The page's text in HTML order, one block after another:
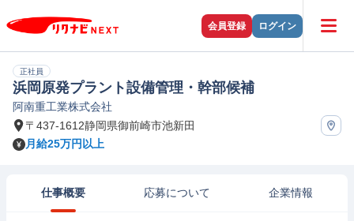
会員登録 ログイン
正社員
浜岡原発プラント設備管理・幹部候補
阿南重工業株式会社
〒437-1612静岡県御前崎市池新田
月給25万円以上
仕事概要 応募について 企業情報